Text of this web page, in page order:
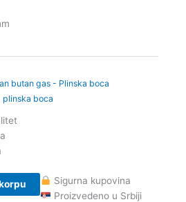
butan gas - Plinska boca
plinska boca
Sigurna kupovina
Proizvedeno u Srbiji